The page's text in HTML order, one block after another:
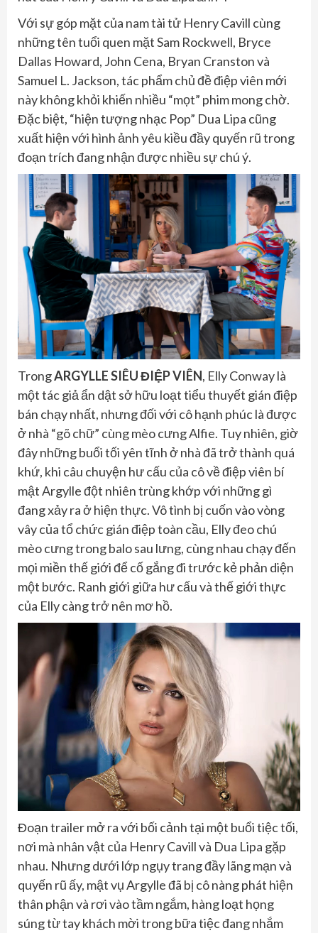
Với sự góp mặt của nam tài tử Henry Cavill cùng
những tên tuổi quen mặt Sam Rockwell, Bryce
Dallas Howard, John Cena, Bryan Cranston và
Samuel L. Jackson, tác phẩm chủ đề điệp viên mới
này không khỏi khiến nhiều “mọt” phim mong chờ.
Đặc biệt, “hiện tượng nhạc Pop” Dua Lipa cũng
xuất hiện với hình ảnh yêu kiều đầy quyến rũ trong
đoạn trích đang nhận được nhiều sự chú ý.
TrongARGYLLE SIÊU ĐIỆP VIÊN, Elly Conway là
một tác giả ẩn dật sở hữu loạt tiểu thuyết gián điệp
bán chạy nhất, nhưng đối với cô hạnh phúc là được
ở nhà “gõ chữ” cùng mèo cưng Alfie. Tuy nhiên, giờ
đây những buổi tối yên tĩnh ở nhà đã trở thành quá
khứ, khi câu chuyện hư cấu của cô về điệp viên bí
mật Argylle đột nhiên trùng khớp với những gì
đang xảy ra ở hiện thực. Vô tình bị cuốn vào vòng
vây của tổ chức gián điệp toàn cầu, Elly đeo chú
mèo cưng trong balo sau lưng, cùng nhau chạy đến
mọi miền thế giới để cố gắng đi trước kẻ phản diện
một bước. Ranh giới giữa hư cấu và thế giới thực
của Elly càng trở nên mơ hồ.
Đoạn trailer mở ra với bối cảnh tại một buổi tiệc tối,
nơi mà nhân vật của Henry Cavill và Dua Lipa gặp
nhau. Nhưng dưới lớp ngụy trang đầy lãng mạn và
quyến rũ ấy, mật vụ Argylle đã bị cô nàng phát hiện
thân phận và rơi vào tầm ngắm, hàng loạt họng
súng từ tay khách mời trong bữa tiệc đang nhắm